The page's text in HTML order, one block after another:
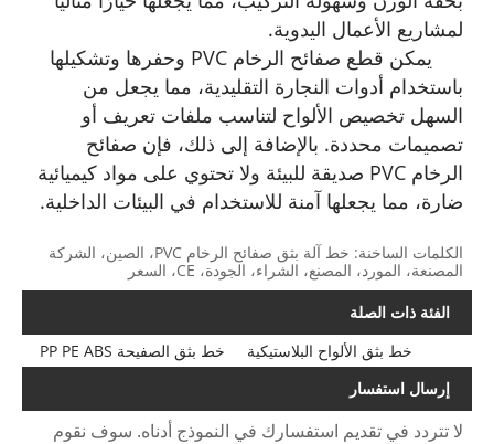
لمشاريع الأعمال اليدوية.
يمكن قطع صفائح الرخام PVC وحفرها وتشكيلها
باستخدام أدوات النجارة التقليدية، مما يجعل من
السهل تخصيص الألواح لتناسب ملفات تعريف أو
تصميمات محددة. بالإضافة إلى ذلك، فإن صفائح
الرخام PVC صديقة للبيئة ولا تحتوي على مواد كيميائية
ضارة، مما يجعلها آمنة للاستخدام في البيئات الداخلية.
الكلمات الساخنة: خط آلة بثق صفائح الرخام PVC، الصين، الشركة
المصنعة، المورد، المصنع، الشراء، الجودة، CE، السعر
الفئة ذات الصلة
خط بثق الصفيحة PP PE ABS
خط بثق الألواح البلاستيكية
إرسال استفسار
لا تتردد في تقديم استفسارك في النموذج أدناه. سوف نقوم